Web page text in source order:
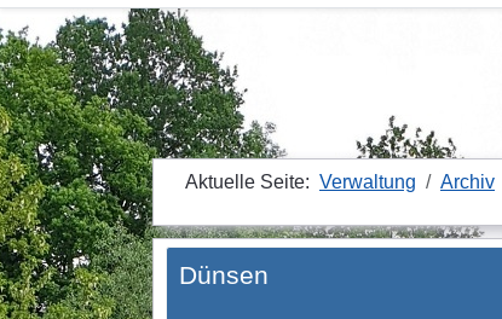
Aktuelle Seite: Verwaltung Archiv
Dünsen